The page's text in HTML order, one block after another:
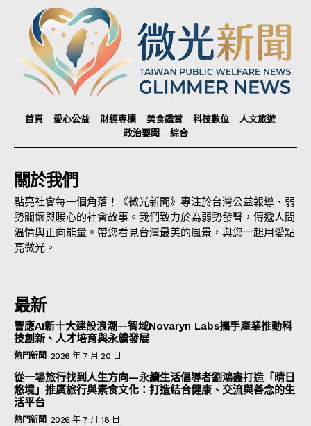
首頁 愛心公益 財經專欄 美食鑑賞 科技數位
人文旅遊
政治要聞
綜合
關於我們
點亮社會每一個角落！《微光新聞》專注於台灣公益報導、弱
勢關懷與暖心的社會故事。我們致力於為弱勢發聲，傳遞人間
溫情與正向能量。帶您看見台灣最美的風景，與您一起用愛點
亮微光。
最新
響應AI新十大建設浪潮—智域Novaryn Labs攜手產業推動科
技創新、人才培育與永續發展
熱門新聞 2026 年 7 月 20 日
從一場旅行找到人生方向—永續生活倡導者劉鴻鑫打造「晴日
悠境」推廣旅行與素食文化：打造結合健康、交流與善念的生
活平台
熱門新聞 2026 年 7 月 18 日